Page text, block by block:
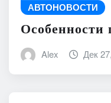
АВТОНОВОСТИ
Особенности
Alex Дек